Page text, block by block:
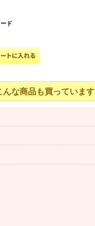
ド
な商品も買っています